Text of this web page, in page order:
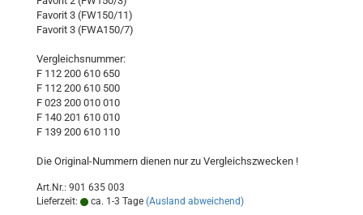
Favorit 3 (FW150/11)
Favorit 3 (FWA150/7)
Vergleichsnummer:
F 112 200 610 650
F 112 200 610 500
F 023 200 010 010
F 140 201 610 010
F 139 200 610 110
Die Original-Nummern dienen nur zu Vergleichszwecken !
Art.Nr.: 901 635 003
Lieferzeit:
ca. 1-3 Tage (Ausland abweichend)